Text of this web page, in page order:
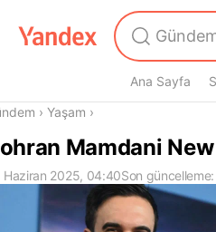
Ana Sayfa
› Yaşam ›
Mamdani New
Haziran 2025, 04:40Son